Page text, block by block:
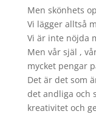
Men skönhets
Vi lägger alltså
Vi är inte nöjda
Men vår själ ,
mycket pengar
Det är det som
det andliga och
kreativitet och